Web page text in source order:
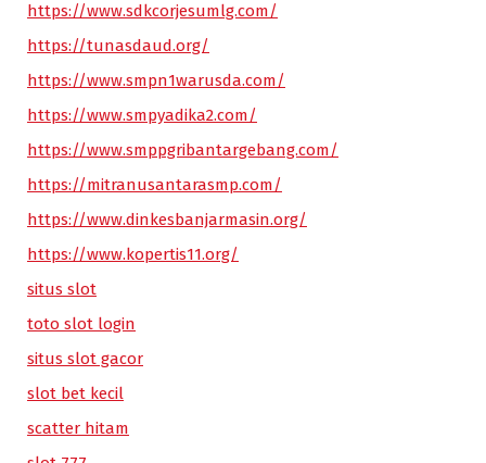
https://www.sdkcorjesumlg.com/
https://tunasdaud.org/
https://www.smpn1warusda.com/
https://www.smpyadika2.com/
https://www.smppgribantargebang.com/
https://mitranusantarasmp.com/
https://www.dinkesbanjarmasin.org/
https://www.kopertis11.org/
situs slot
toto slot login
situs slot gacor
slot bet kecil
scatter hitam